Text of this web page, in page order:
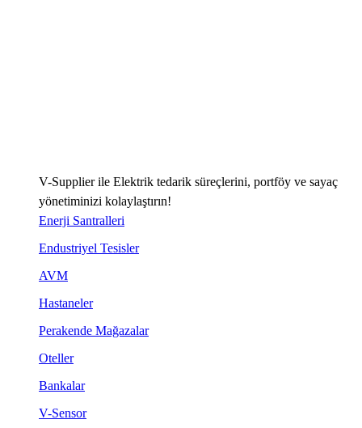
V-Supplier ile Elektrik tedarik süreçlerini, portföy ve sayaç
yönetiminizi kolaylaştırın!
Enerji Santralleri
Endustriyel Tesisler
AVM
Hastaneler
Perakende Mağazalar
Oteller
Bankalar
V-Sensor